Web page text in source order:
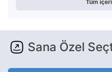
Tüm
Sana Özel